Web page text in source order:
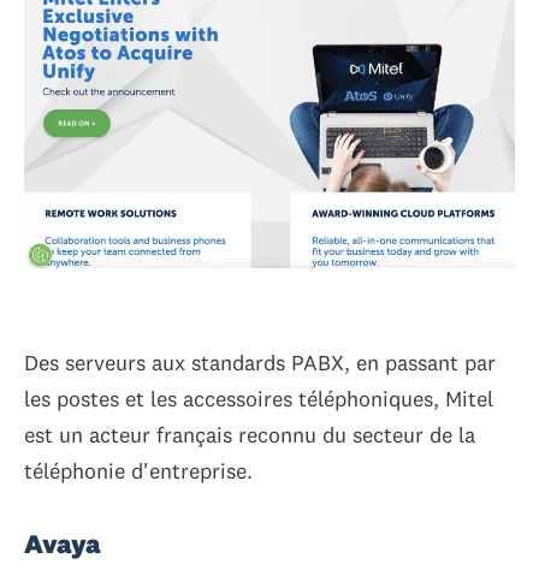
Des serveurs aux standards PABX, en passant par
les postes et les accessoires téléphoniques, Mitel
est un acteur français reconnu du secteur de la
téléphonie d'entreprise.
Avaya